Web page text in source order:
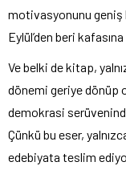
motivasyonunu geniş
Eylül’den beri
Ve belki de kitap,
dönemi geriye dönüp
demokrasi
Çünkü bu eser,
edebiyata teslim